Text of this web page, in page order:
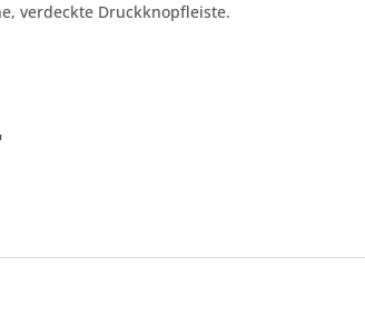
verdeckte Druckknopfleiste.